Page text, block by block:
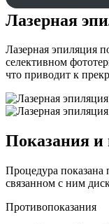
Лазерная
Лазерная эпиляция
селективном
что приводит к
Показания и
Процедура
связанном с ним
Противопоказания